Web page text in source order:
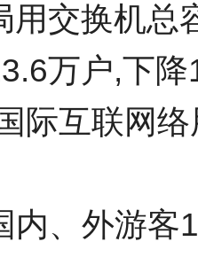
用交换机总
万户,下
际互联网
内、外游客